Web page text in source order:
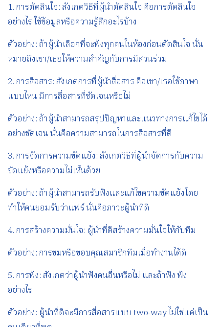
1. การตัดสินใจ: สังเกตวิธีที่ผู้นำตัดสินใจ คือการตัดสินใจ
อย่างไร ใช้ข้อมูลหรือความรู้สึกอะไรบ้าง
ตัวอย่าง: ถ้าผู้นำเลือกที่จะฟังทุกคนในห้องก่อนตัดสินใจ นั่น
หมายถึงเขา/เธอให้ความสำคัญกับการมีส่วนร่วม
2. การสื่อสาร: สังเกตการที่ผู้นำสื่อสาร คือเขา/เธอใช้ภาษา
แบบไหน มีการสื่อสารที่ชัดเจนหรือไม่
ตัวอย่าง: ถ้าผู้นำสามารถสรุปปัญหาและแนวทางการแก้ไขได้
อย่างชัดเจน นั่นคือความสามารถในการสื่อสารที่ดี
3. การจัดการความขัดแย้ง: สังเกตวิธีที่ผู้นำจัดการกับความ
ขัดแย้งหรือความไม่เห็นด้วย
ตัวอย่าง: ถ้าผู้นำสามารถรับฟังและแก้ไขความขัดแย้งโดย
ทำให้คนยอมรับว่าแฟร์ นั่นคือภาวะผู้นำที่ดี
4. การสร้างความมั่นใจ: ผู้นำที่ดีสร้างความมั่นใจให้กับทีม
ตัวอย่าง: การชมหรือขอบคุณสมาชิกทีมเมื่อทำงานได้ดี
5. การฟัง: สังเกตว่าผู้นำฟังคนอื่นหรือไม่ และถ้าฟัง ฟัง
อย่างไร
ตัวอย่าง: ผู้นำที่ดีจะมีการสื่อสารแบบ two-way ไม่ใช่แค่เป็น